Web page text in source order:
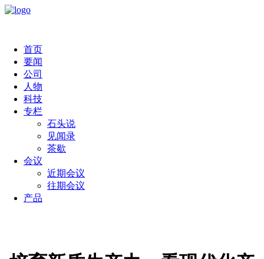
首页
要闻
公司
人物
科技
专栏
石头说
见闻录
茶歇
会议
近期会议
往期会议
产品